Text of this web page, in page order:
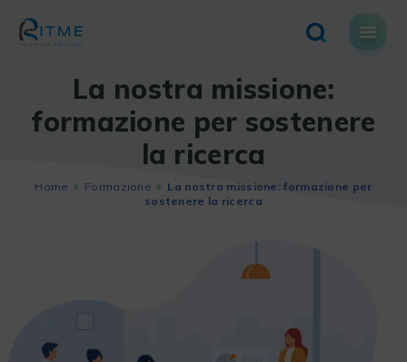
content
La nostra missione:
formazione per sostenere
la ricerca
Home Formazione
La nostra missione: formazione per
sostenere la ricerca